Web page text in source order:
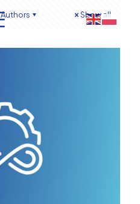
Authors Show all